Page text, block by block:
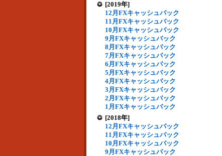
[2019年]
12月FXキャッシュバック
11月FXキャッシュバック
10月FXキャッシュバック
9月FXキャッシュバック
8月FXキャッシュバック
7月FXキャッシュバック
6月FXキャッシュバック
5月FXキャッシュバック
4月FXキャッシュバック
3月FXキャッシュバック
2月FXキャッシュバック
1月FXキャッシュバック
[2018年]
12月FXキャッシュバック
11月FXキャッシュバック
10月FXキャッシュバック
9月FXキャッシュバック